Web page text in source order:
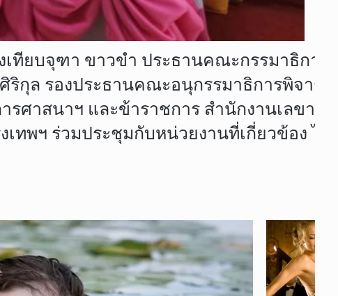
ทียบจุฑา ขาวขำ ประธานคณะกรรมาธิก
กุล รองประธานคณะอนุกรรมาธิการพิจา
าสนาฯ และข้าราชการ สำนักงานเลขา
ทพฯ ร่วมประชุมกับหน่วยงานที่เกี่ยวข้อง